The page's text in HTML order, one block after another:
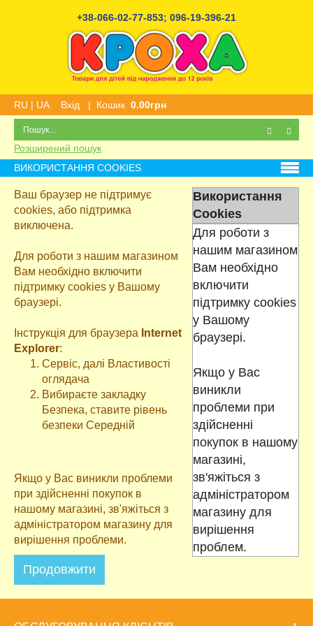
+38-066-02-77-853; 096-19-396-21
RU | UA Вхід | Кошик 0.00грн
Розширений пошук
ВИКОРИСТАННЯ COOKIES
Використання
Cookies
Для роботи з
нашим магазином
Вам необхідно
включити
підтримку cookies
у Вашому
браузері.
Якщо у Вас
виникли
проблеми при
здійсненні
покупок в нашому
магазині,
зв'яжіться з
адміністратором
магазину для
вирішення
проблем.
Ваш браузер не підтримує
cookies, або підтримка
виключена.
Для роботи з нашим магазином
Вам необхідно включити
підтримку cookies у Вашому
браузері.
Інструкція для браузера Internet
Explorer:
Сервіс, далі Властивості
оглядача
Вибираєте закладку
Безпека, ставите рівень
безпеки Середній
Якщо у Вас виникли проблеми
при здійсненні покупок в
нашому магазині, зв'яжіться з
адміністратором магазину для
вирішення проблеми.
Продовжити